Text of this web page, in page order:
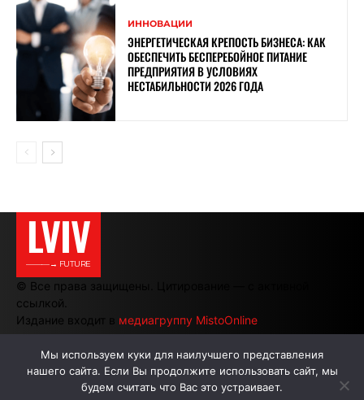
ИННОВАЦИИ
ЭНЕРГЕТИЧЕСКАЯ КРЕПОСТЬ БИЗНЕСА: КАК
ОБЕСПЕЧИТЬ БЕСПЕРЕБОЙНОЕ ПИТАНИЕ
ПРЕДПРИЯТИЯ В УСЛОВИЯХ
НЕСТАБИЛЬНОСТИ 2026 ГОДА
LVIV
———→ FUTURE
© Все права защищены. Цитирование — с активной
ссылкой.
Издание входит в медиагруппу MistoOnline
АВТОРЫ РЕКЛАМА НА САЙТЕ
Мы используем куки для наилучшего представления
нашего сайта. Если Вы продолжите использовать сайт, мы
будем считать что Вас это устраивает.